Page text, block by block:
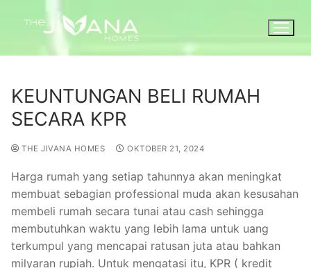
KEUNTUNGAN BELI RUMAH
SECARA KPR
THE JIVANA HOMES OKTOBER 21, 2024
Harga rumah yang setiap tahunnya akan meningkat
membuat sebagian professional muda akan kesusahan
membeli rumah secara tunai atau cash sehingga
membutuhkan waktu yang lebih lama untuk uang
terkumpul yang mencapai ratusan juta atau bahkan
milyaran rupiah. Untuk mengatasi itu, KPR ( kredit